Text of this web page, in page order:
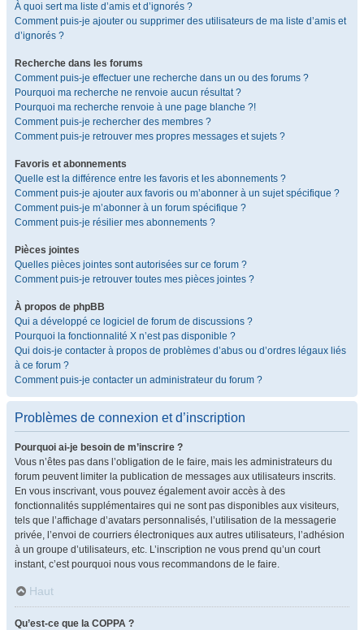
À quoi sert ma liste d’amis et d’ignorés ?
Comment puis-je ajouter ou supprimer des utilisateurs de ma liste d’amis et
d’ignorés ?
Recherche dans les forums
Comment puis-je effectuer une recherche dans un ou des forums ?
Pourquoi ma recherche ne renvoie aucun résultat ?
Pourquoi ma recherche renvoie à une page blanche ?!
Comment puis-je rechercher des membres ?
Comment puis-je retrouver mes propres messages et sujets ?
Favoris et abonnements
Quelle est la différence entre les favoris et les abonnements ?
Comment puis-je ajouter aux favoris ou m’abonner à un sujet spécifique ?
Comment puis-je m’abonner à un forum spécifique ?
Comment puis-je résilier mes abonnements ?
Pièces jointes
Quelles pièces jointes sont autorisées sur ce forum ?
Comment puis-je retrouver toutes mes pièces jointes ?
À propos de phpBB
Qui a développé ce logiciel de forum de discussions ?
Pourquoi la fonctionnalité X n’est pas disponible ?
Qui dois-je contacter à propos de problèmes d’abus ou d’ordres légaux liés
à ce forum ?
Comment puis-je contacter un administrateur du forum ?
Problèmes de connexion et d’inscription
Pourquoi ai-je besoin de m’inscrire ?
Vous n’êtes pas dans l’obligation de le faire, mais les administrateurs du
forum peuvent limiter la publication de messages aux utilisateurs inscrits.
En vous inscrivant, vous pouvez également avoir accès à des
fonctionnalités supplémentaires qui ne sont pas disponibles aux visiteurs,
tels que l’affichage d’avatars personnalisés, l’utilisation de la messagerie
privée, l’envoi de courriers électroniques aux autres utilisateurs, l’adhésion
à un groupe d’utilisateurs, etc. L’inscription ne vous prend qu’un court
instant, c’est pourquoi nous vous recommandons de le faire.
Haut
Qu’est-ce que la COPPA ?